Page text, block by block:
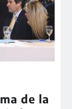
de la